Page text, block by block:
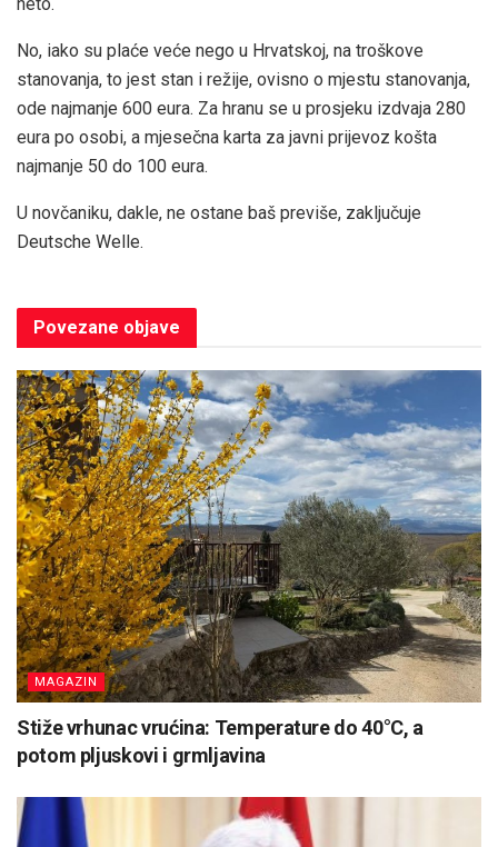
No, iako su plaće veće nego u Hrvatskoj, na troškove
stanovanja, to jest stan i režije, ovisno o mjestu stanovanja,
ode najmanje 600 eura. Za hranu se u prosjeku izdvaja 280
eura po osobi, a mjesečna karta za javni prijevoz košta
najmanje 50 do 100 eura.
U novčaniku, dakle, ne ostane baš previše, zaključuje
Deutsche Welle.
Povezane objave
MAGAZIN
Stiže vrhunac vrućina: Temperature do 40°C, a
potom pljuskovi i grmljavina